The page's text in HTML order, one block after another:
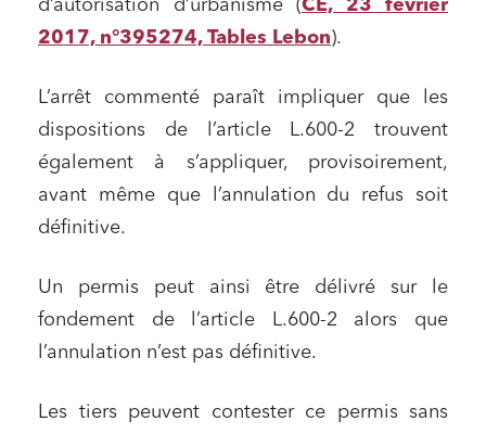
d’autorisation d’urbanisme (CE, 23 février
2017, n°395274, Tables Lebon).
L’arrêt commenté paraît impliquer que les
dispositions de l’article L.600-2 trouvent
également à s’appliquer, provisoirement,
avant même que l’annulation du refus soit
définitive.
Un permis peut ainsi être délivré sur le
fondement de l’article L.600-2 alors que
l’annulation n’est pas définitive.
Les tiers peuvent contester ce permis sans